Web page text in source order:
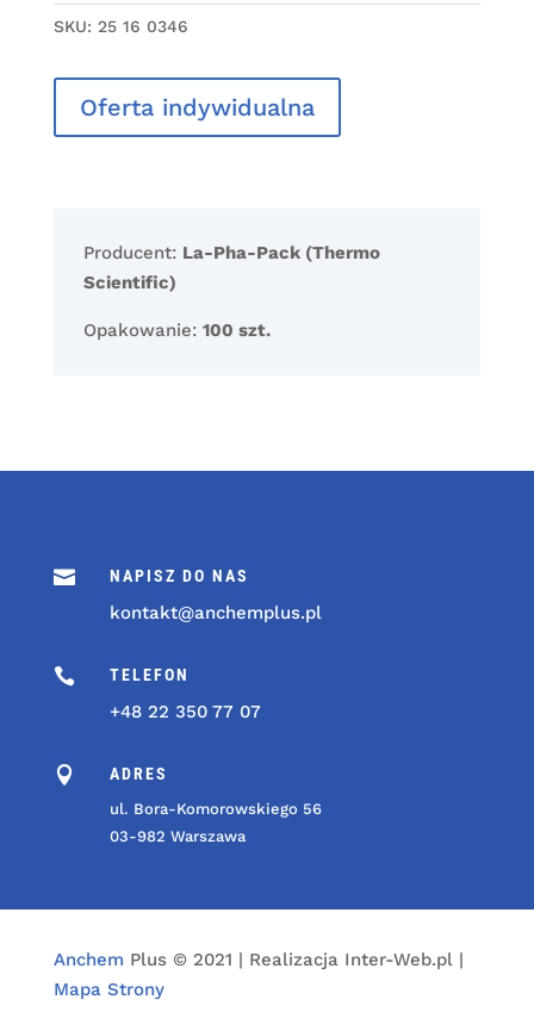
SKU: 25 16 0346
Oferta indywidualna
Producent: La-Pha-Pack (Thermo
Scientific)
Opakowanie: 100 szt.
 NAPISZ DO NAS
kontakt@anchemplus.pl
 TELEFON
+48 22 350 77 07
 ADRES
ul. Bora-Komorowskiego 56
03-982 Warszawa
Anchem Plus © 2021 | Realizacja Inter-Web.pl |
Mapa Strony